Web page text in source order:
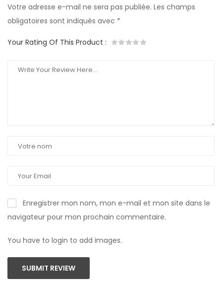
Votre adresse e-mail ne sera pas publiée. Les champs
obligatoires sont indiqués avec *
Your Rating Of This Product :
Enregistrer mon nom, mon e-mail et mon site dans le
navigateur pour mon prochain commentaire.
You have to login to add images.
SUBMIT REVIEW